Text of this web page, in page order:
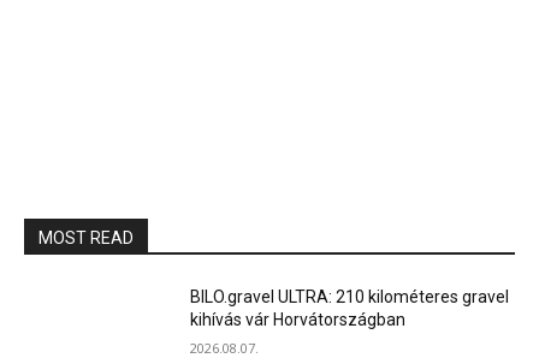
MOST READ
BILO.gravel ULTRA: 210 kilométeres gravel
kihívás vár Horvátországban
2026.08.07.